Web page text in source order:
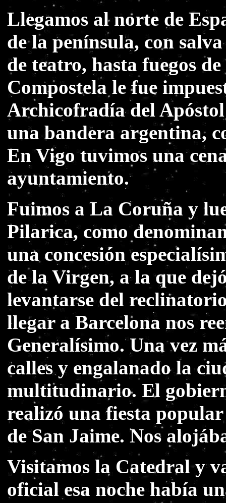
Llegamos al norte de
de la península, con
de teatro, hasta fuegos
Compostela le fue
Archicofradía del
una bandera argentina,
En Vigo tuvimos una
ayuntamiento.
Fuimos a La Coruña y
Pilarica, como
una concesión
de la Virgen, a la que
levantarse del
llegar a Barcelona nos
Generalísimo. Una vez
calles y engalanado la
multitudinario. El
realizó una fiesta
de San Jaime. Nos
Visitamos la Catedral y
oficial esa noche había